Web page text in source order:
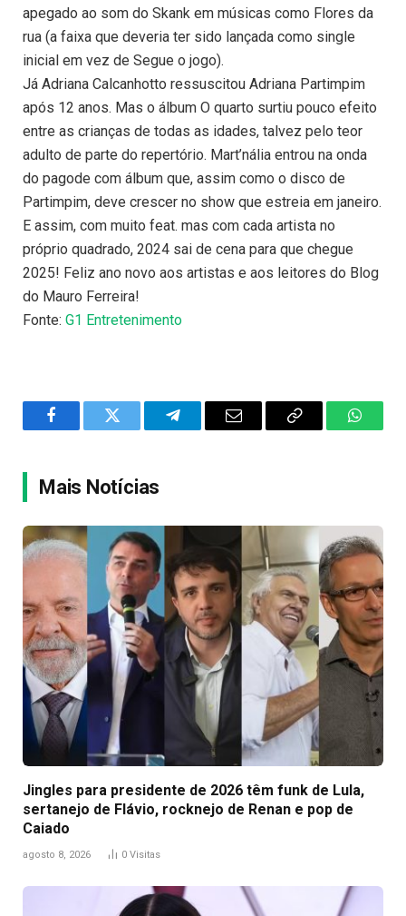
apegado ao som do Skank em músicas como Flores da
rua (a faixa que deveria ter sido lançada como single
inicial em vez de Segue o jogo).
Já Adriana Calcanhotto ressuscitou Adriana Partimpim
após 12 anos. Mas o álbum O quarto surtiu pouco efeito
entre as crianças de todas as idades, talvez pelo teor
adulto de parte do repertório. Mart’nália entrou na onda
do pagode com álbum que, assim como o disco de
Partimpim, deve crescer no show que estreia em janeiro.
E assim, com muito feat. mas com cada artista no
próprio quadrado, 2024 sai de cena para que chegue
2025! Feliz ano novo aos artistas e aos leitores do Blog
do Mauro Ferreira!
Fonte: G1 Entretenimento
FacebookTwitter TelegramEmail
Copy
Mais Notícias
Jingles para presidente de 2026 têm funk de Lula,
sertanejo de Flávio, rocknejo de Renan e pop de
Caiado
agosto 8, 2026 0 Visitas